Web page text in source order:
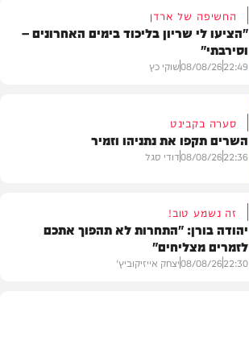
החשיפה של ארדן
"הציעו לי שריון בליכוד בימים האחרונים –
וסירבתי"
22:49
08/08/26שוקי כץ
סערה בקבינט
השרים תקפו את נתניהו וזמיר
22:36
08/08/26דודי סגל
זה נשמע טוב!
יהודה בורן: "התחרות לא תהפוך אתכם
לזמרים מצליחים"
22:30
08/08/26יצחק אייזיקוביץ'